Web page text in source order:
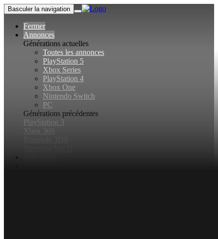
Basculer la navigation
Fermer
Annonces
Générations actuelles
Toutes les annonces
PlayStation 5
Xbox Series
PlayStation 4
Xbox One
Nintendo Switch
PC
Générations précédentes
PlayStation 3
Xbox 360